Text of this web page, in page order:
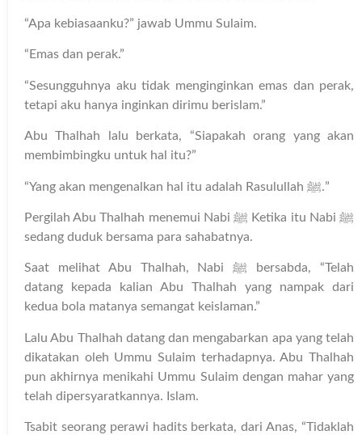
“Apa kebiasaanku?” jawab Ummu Sulaim.
“Emas dan perak.”
“Sesungguhnya aku tidak menginginkan emas dan perak,
tetapi aku hanya inginkan dirimu berislam.”
Abu Thalhah lalu berkata, “Siapakah orang yang akan
membimbingku untuk hal itu?”
“Yang akan mengenalkan hal itu adalah Rasulullah ﷺ.”
Pergilah Abu Thalhah menemui Nabi ﷺ Ketika itu Nabi ﷺ
sedang duduk bersama para sahabatnya.
Saat melihat Abu Thalhah, Nabi ﷺ bersabda, “Telah
datang kepada kalian Abu Thalhah yang nampak dari
kedua bola matanya semangat keislaman.”
Lalu Abu Thalhah datang dan mengabarkan apa yang telah
dikatakan oleh Ummu Sulaim terhadapnya. Abu Thalhah
pun akhirnya menikahi Ummu Sulaim dengan mahar yang
telah dipersyaratkannya. Islam.
Tsabit seorang perawi hadits berkata, dari Anas, “Tidaklah